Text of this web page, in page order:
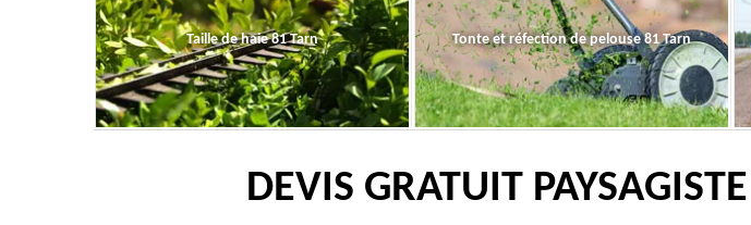
Taille de haie 81 Tarn Tonte et réfection de pelouse 81 Tarn
DEVIS GRATUIT